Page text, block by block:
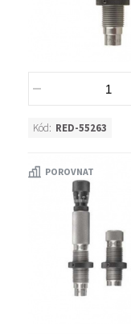
Kód: RED-55263
POROVNAT